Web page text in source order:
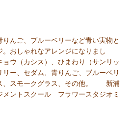
んご、ブルーベリーなど青い実物と
おしゃれなアレンジになりまし
（カシス）、ひまわり（サンリッ
ー、セダム、青りんご、ブルーベリ
、スモークグラス、その他。 新浦
メントスクール フラワースタジオミ